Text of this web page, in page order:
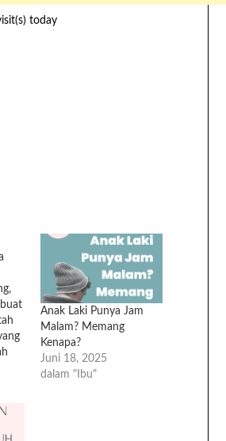
today
Anak Laki Punya Jam
Malam? Memang
Kenapa?
Juni 18, 2025
dalam "Ibu"